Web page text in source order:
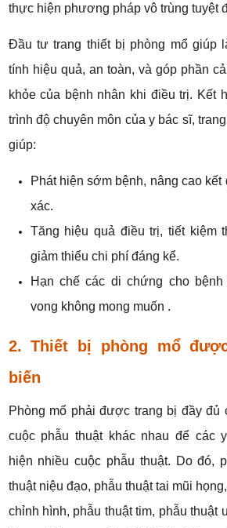
thực hiện phương pháp vô trùng tuyệt
Đầu tư trang thiết bị phòng mổ giúp
tính hiệu quả, an toàn, và góp phần
khỏe của bệnh nhân khi điều trị. Kết
trình độ chuyên môn của y bác sĩ,
giúp:
Phát hiện sớm bệnh, nâng cao
xác.
Tăng hiệu quả điều trị, tiết kiệm
giảm thiểu chi phí đáng kể.
Hạn chế các di chứng cho
vong không mong muốn .
2. Thiết bị phòng mổ
biến
Phòng mổ phải được trang bị đầy đủ
cuộc phẫu thuật khác nhau để các
hiện nhiều cuộc phẫu thuật. Do đó,
thuật niệu đạo, phẫu thuật tai mũi
chỉnh hình, phẫu thuật tim, phẫu thuật